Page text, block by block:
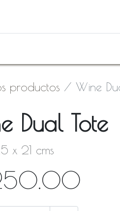
productos Wine
Dual Tote
x 21 cms